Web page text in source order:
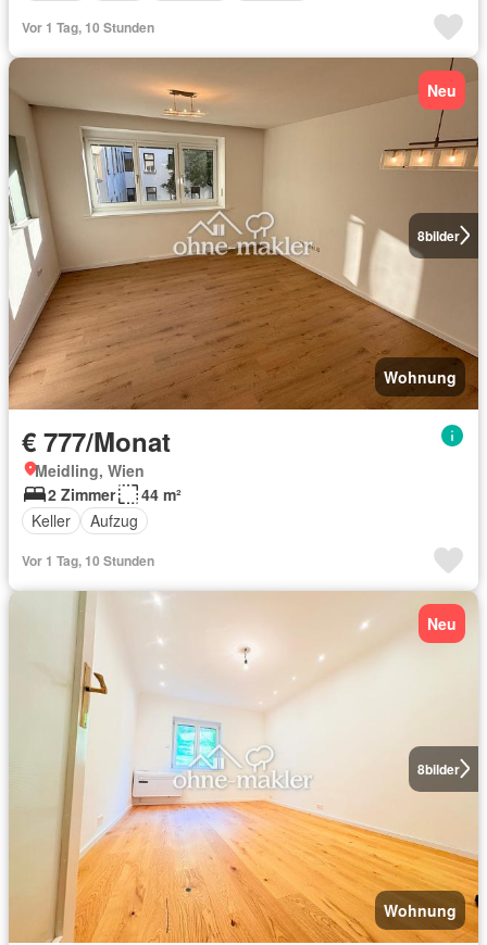
Vor 1 Tag, 10 Stunden
8bilder
Neu
Wohnung
€ 777/Monat
Meidling, Wien
2 Zimmer
44 m²
Keller
Aufzug
Vor 1 Tag, 10 Stunden
8bilder
Neu
Wohnung